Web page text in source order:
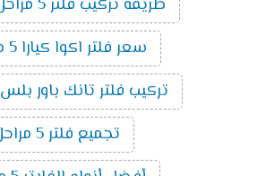
طريقة تركيب فلتر 5 مراحل بالصور
سعر فلتر اكوا كيارا 5 مراحل
تركيب فلتر تانك باور بلس 5 مراحل
تجميع فلتر 5 مراحل